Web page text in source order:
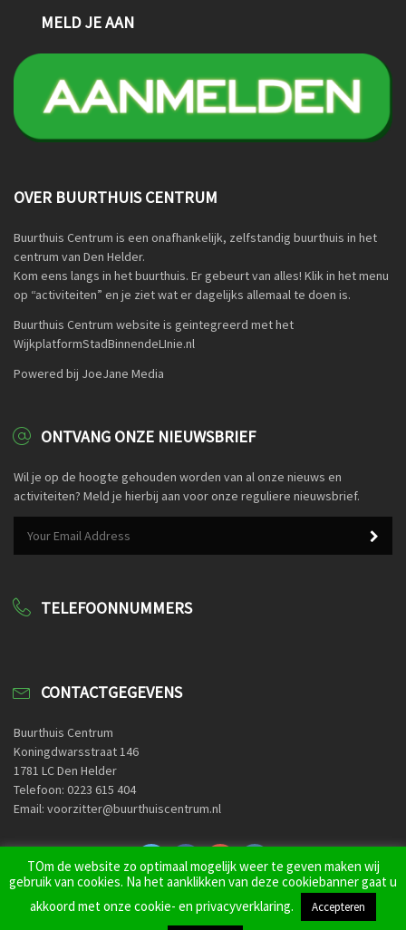
MELD JE AAN
OVER BUURTHUIS CENTRUM
Buurthuis Centrum is een onafhankelijk, zelfstandig buurthuis in het
centrum van Den Helder.
Kom eens langs in het buurthuis. Er gebeurt van alles! Klik in het menu
op “activiteiten” en je ziet wat er dagelijks allemaal te doen is.
Buurthuis Centrum website is geintegreerd met het
WijkplatformStadBinnendeLInie.nl
Powered bij JoeJane Media
ONTVANG ONZE NIEUWSBRIEF
Wil je op de hoogte gehouden worden van al onze nieuws en
activiteiten? Meld je hierbij aan voor onze reguliere nieuwsbrief.
TELEFOONNUMMERS
CONTACTGEGEVENS
Buurthuis Centrum
Koningdwarsstraat 146
1781 LC Den Helder
Telefoon: 0223 615 404
Email: voorzitter@buurthuiscentrum.nl
Home Contactformulier
Privacyverklaring
TOm de website zo optimaal mogelijk weer te geven maken wij
gebruik van cookies. Na het aanklikken van deze cookiebanner gaat u
akkoord met onze cookie- en privacyverklaring.
Accepteren